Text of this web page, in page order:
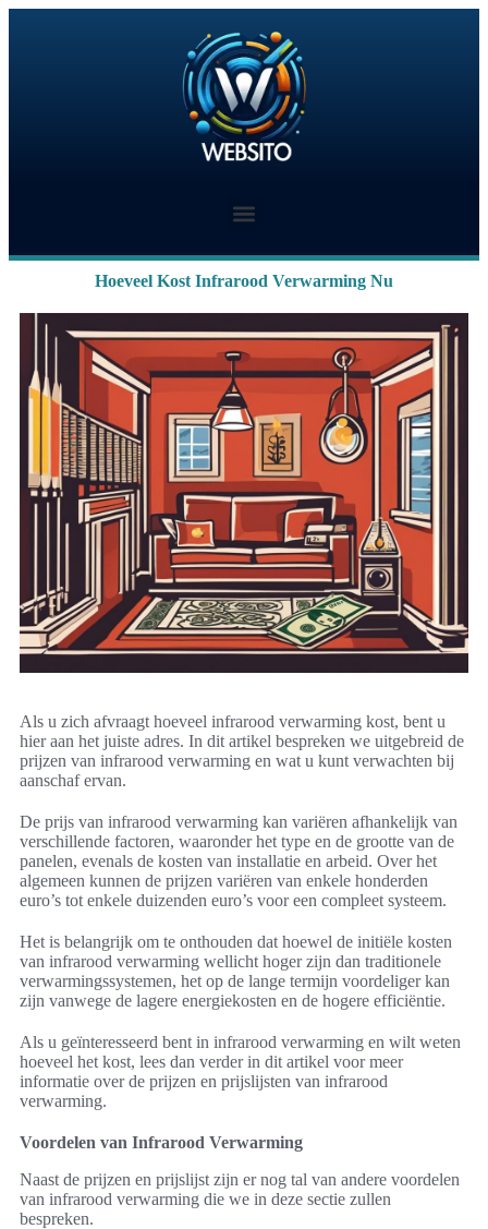
Hoeveel Kost Infrarood Verwarming Nu
Als u zich afvraagt hoeveel infrarood verwarming kost, bent u
hier aan het juiste adres. In dit artikel bespreken we uitgebreid de
prijzen van infrarood verwarming en wat u kunt verwachten bij
aanschaf ervan.
De prijs van infrarood verwarming kan variëren afhankelijk van
verschillende factoren, waaronder het type en de grootte van de
panelen, evenals de kosten van installatie en arbeid. Over het
algemeen kunnen de prijzen variëren van enkele honderden
euro’s tot enkele duizenden euro’s voor een compleet systeem.
Het is belangrijk om te onthouden dat hoewel de initiële kosten
van infrarood verwarming wellicht hoger zijn dan traditionele
verwarmingssystemen, het op de lange termijn voordeliger kan
zijn vanwege de lagere energiekosten en de hogere efficiëntie.
Als u geïnteresseerd bent in infrarood verwarming en wilt weten
hoeveel het kost, lees dan verder in dit artikel voor meer
informatie over de prijzen en prijslijsten van infrarood
verwarming.
Voordelen van Infrarood Verwarming
Naast de prijzen en prijslijst zijn er nog tal van andere voordelen
van infrarood verwarming die we in deze sectie zullen
bespreken.